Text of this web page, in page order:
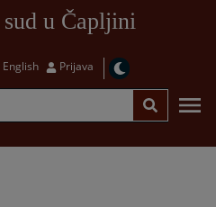
u Čapljini
English Prijava